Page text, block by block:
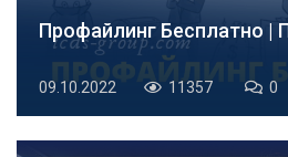
Профайлинг Бесплатно |
09.10.2022 11357 0